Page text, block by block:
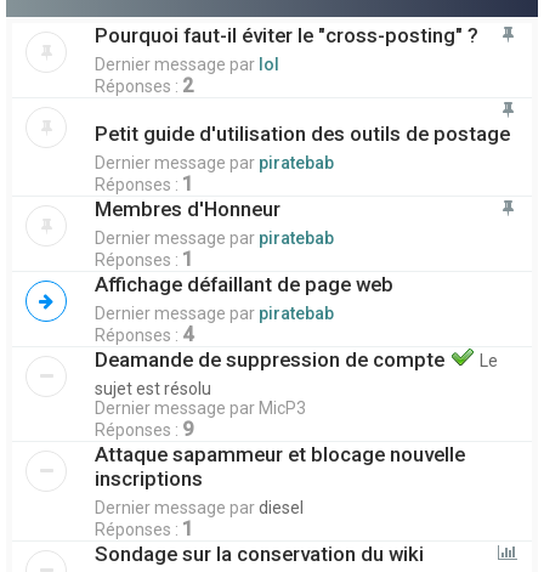
Pourquoi faut-il éviter le "cross-posting" ?
Dernier message par lol
Réponses : 2
Petit guide d'utilisation des outils de postage
Dernier message par piratebab
Réponses : 1
Membres d'Honneur
Dernier message par piratebab
Réponses : 1
Affichage défaillant de page web
Dernier message par piratebab
Réponses : 4
Deamande de suppression de compte
Le
sujet est résolu
Dernier message par MicP3
Réponses : 9
Attaque sapammeur et blocage nouvelle
inscriptions
Dernier message pardiesel
Réponses : 1
Sondage sur la conservation du wiki